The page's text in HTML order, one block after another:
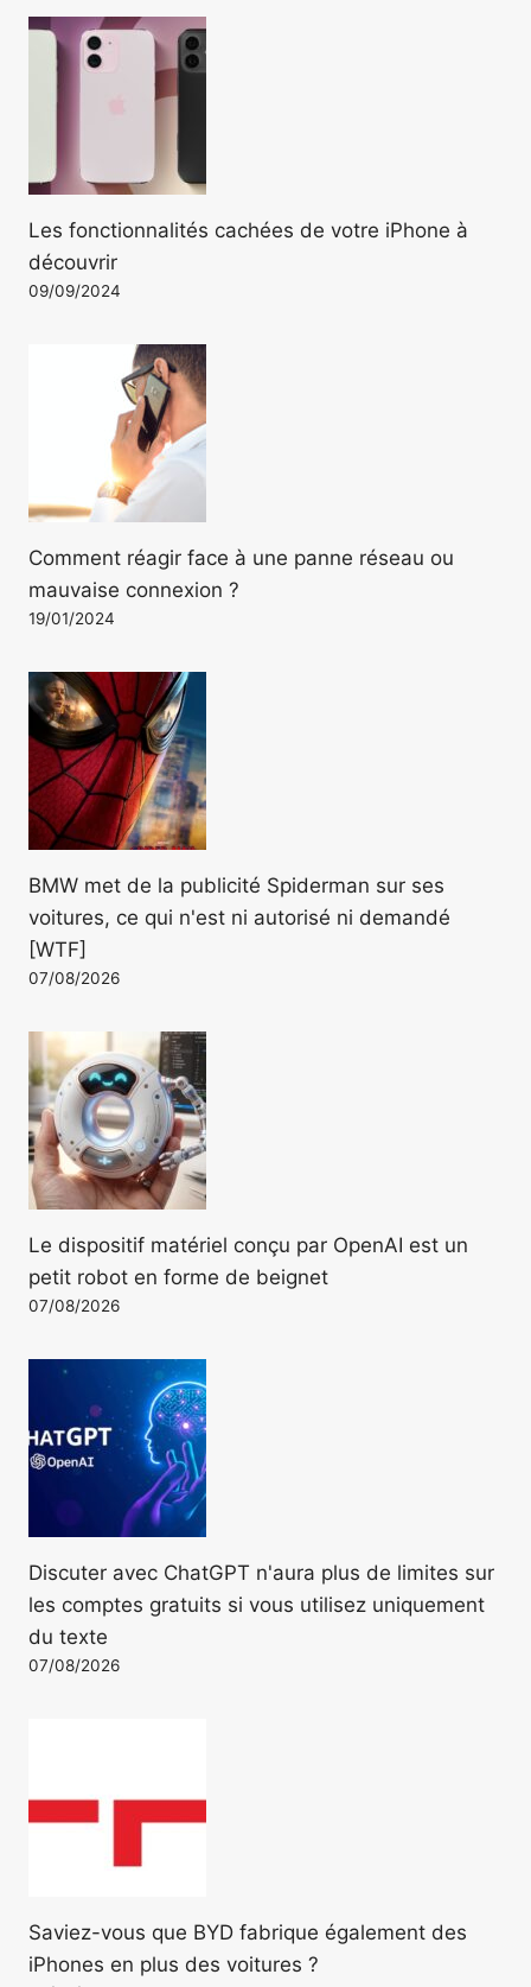
Les fonctionnalités cachées de votre iPhone à
découvrir
09/09/2024
Comment réagir face à une panne réseau ou
mauvaise connexion ?
19/01/2024
BMW met de la publicité Spiderman sur ses
voitures, ce qui n'est ni autorisé ni demandé
[WTF]
07/08/2026
Le dispositif matériel conçu par OpenAI est un
petit robot en forme de beignet
07/08/2026
Discuter avec ChatGPT n'aura plus de limites sur
les comptes gratuits si vous utilisez uniquement
du texte
07/08/2026
Saviez-vous que BYD fabrique également des
iPhones en plus des voitures ?